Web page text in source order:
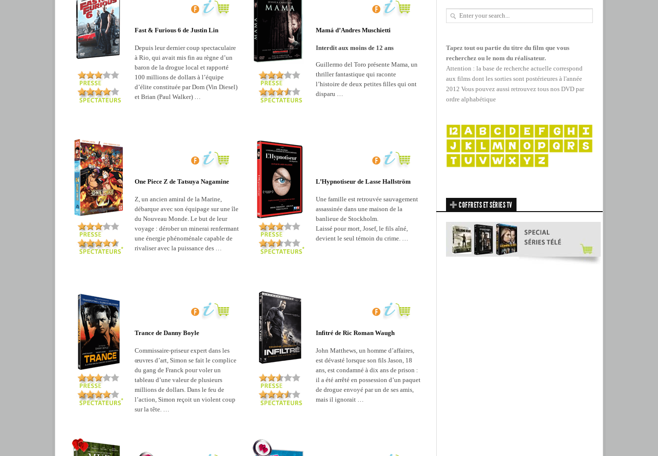
Fast & Furious 6 de Justin Lin
Depuis leur dernier coup spectaculaire
à Rio, qui avait mis fin au règne d’un
baron de la drogue local et rapporté
100 millions de dollars à l’équipe
d’élite constituée par Dom (Vin Diesel)
et Brian (Paul Walker) …
One Piece Z de Tatsuya Nagamine
Z, un ancien amiral de la Marine,
débarque avec son équipage sur une île
du Nouveau Monde. Le but de leur
voyage : dérober un minerai renfermant
une énergie phénoménale capable de
rivaliser avec la puissance des …
Trance de Danny Boyle
Commissaire-priseur expert dans les
œuvres d’art, Simon se fait le complice
du gang de Franck pour voler un
tableau d’une valeur de plusieurs
millions de dollars. Dans le feu de
l’action, Simon reçoit un violent coup
sur la tête. …
Mamá d’Andres Muschietti
Interdit aux moins de 12 ans
Guillermo del Toro présente Mama, un
thriller fantastique qui raconte
l’histoire de deux petites filles qui ont
disparu …
L’Hypnotiseur de Lasse Hallström
Une famille est retrouvée sauvagement
assassinée dans une maison de la
banlieue de Stockholm.
Laissé pour mort, Josef, le fils aîné,
devient le seul témoin du crime. …
Infitré de Ric Roman Waugh
John Matthews, un homme d’affaires,
est dévasté lorsque son fils Jason, 18
ans, est condamné à dix ans de prison :
il a été arrêté en possession d’un paquet
de drogue envoyé par un de ses amis,
mais il ignorait …
Tapez tout ou partie du titre du film que vous
recherchez ou le nom du réalisateur.
Attention : la base de recherche actuelle correspond
aux films dont les sorties sont postérieures à l'année
2012 Vous pouvez aussi retrouvez tous nos DVD par
ordre alphabétique
COFFRETS ET SÉRIES TV